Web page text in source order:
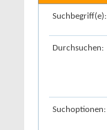
Suchbegriff(e):
Durchsuchen:
Suchoptionen: